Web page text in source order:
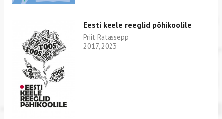
Eesti keele reeglid põhikoolile
Priit Ratassepp
2017, 2023